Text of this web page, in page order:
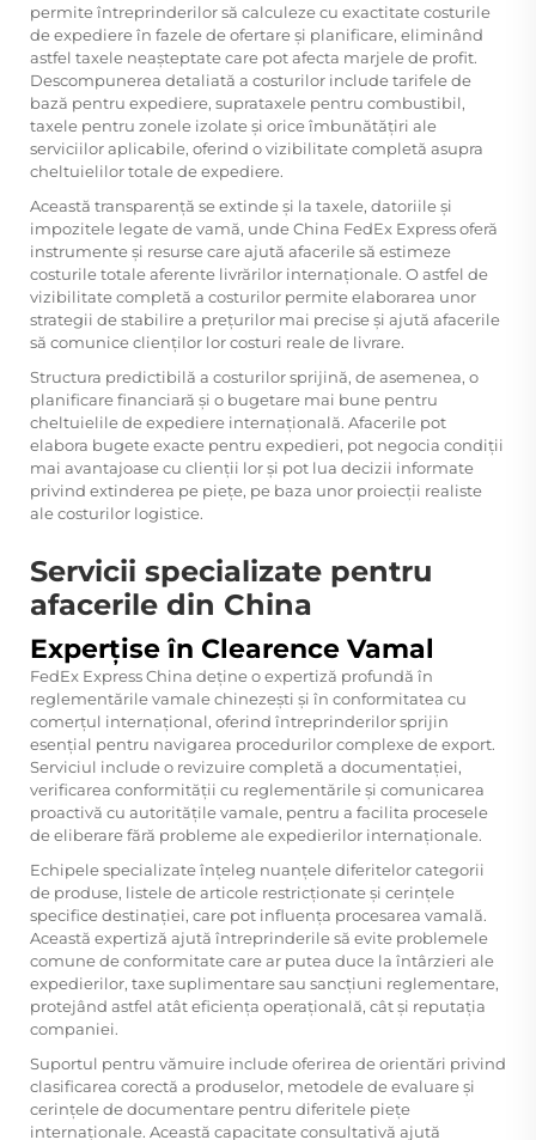
permite întreprinderilor să calculeze cu exactitate costurile
de expediere în fazele de ofertare și planificare, eliminând
astfel taxele neașteptate care pot afecta marjele de profit.
Descompunerea detaliată a costurilor include tarifele de
bază pentru expediere, suprataxele pentru combustibil,
taxele pentru zonele izolate și orice îmbunătățiri ale
serviciilor aplicabile, oferind o vizibilitate completă asupra
cheltuielilor totale de expediere.
Această transparență se extinde și la taxele, datoriile și
impozitele legate de vamă, unde China FedEx Express oferă
instrumente și resurse care ajută afacerile să estimeze
costurile totale aferente livrărilor internaționale. O astfel de
vizibilitate completă a costurilor permite elaborarea unor
strategii de stabilire a prețurilor mai precise și ajută afacerile
să comunice clienților lor costuri reale de livrare.
Structura predictibilă a costurilor sprijină, de asemenea, o
planificare financiară și o bugetare mai bune pentru
cheltuielile de expediere internațională. Afacerile pot
elabora bugete exacte pentru expedieri, pot negocia condiții
mai avantajoase cu clienții lor și pot lua decizii informate
privind extinderea pe piețe, pe baza unor proiecții realiste
ale costurilor logistice.
Servicii specializate pentru
afacerile din China
Experțise în Clearence Vamal
FedEx Express China deține o expertiză profundă în
reglementările vamale chinezești și în conformitatea cu
comerțul internațional, oferind întreprinderilor sprijin
esențial pentru navigarea procedurilor complexe de export.
Serviciul include o revizuire completă a documentației,
verificarea conformității cu reglementările și comunicarea
proactivă cu autoritățile vamale, pentru a facilita procesele
de eliberare fără probleme ale expedierilor internaționale.
Echipele specializate înțeleg nuanțele diferitelor categorii
de produse, listele de articole restricționate și cerințele
specifice destinației, care pot influența procesarea vamală.
Această expertiză ajută întreprinderile să evite problemele
comune de conformitate care ar putea duce la întârzieri ale
expedierilor, taxe suplimentare sau sancțiuni reglementare,
protejând astfel atât eficiența operațională, cât și reputația
companiei.
Suportul pentru vămuire include oferirea de orientări privind
clasificarea corectă a produselor, metodele de evaluare și
cerințele de documentare pentru diferitele piețe
internaționale. Această capacitate consultativă ajută